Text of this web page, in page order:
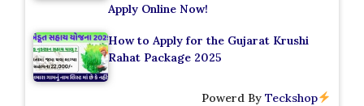
Apply Online Now!
How to Apply for the Gujarat Krushi
Rahat Package 2025
Powerd ByTeckshop